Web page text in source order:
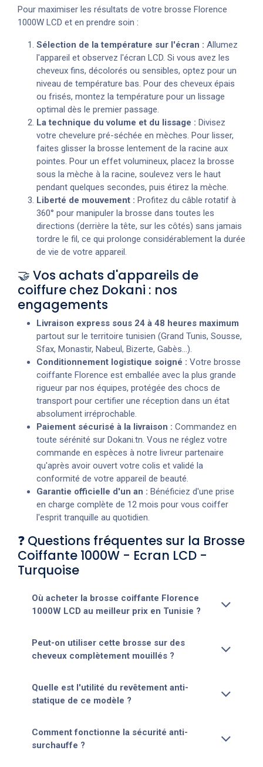
Pour maximiser les résultats de votre brosse Florence
1000W LCD et en prendre soin :
Sélection de la température sur l'écran : Allumez
l'appareil et observez l'écran LCD. Si vous avez les
cheveux fins, décolorés ou sensibles, optez pour un
niveau de température bas. Pour des cheveux épais
ou frisés, montez la température pour un lissage
optimal dès le premier passage.
La technique du volume et du lissage : Divisez
votre chevelure pré-séchée en mèches. Pour lisser,
faites glisser la brosse lentement de la racine aux
pointes. Pour un effet volumineux, placez la brosse
sous la mèche à la racine, soulevez vers le haut
pendant quelques secondes, puis étirez la mèche.
Liberté de mouvement : Profitez du câble rotatif à
360° pour manipuler la brosse dans toutes les
directions (derrière la tête, sur les côtés) sans jamais
tordre le fil, ce qui prolonge considérablement la durée
de vie de votre appareil.
🤝 Vos achats d'appareils de
coiffure chez Dokani : nos
engagements
Livraison express sous 24 à 48 heures maximum
partout sur le territoire tunisien (Grand Tunis, Sousse,
Sfax, Monastir, Nabeul, Bizerte, Gabès...).
Conditionnement logistique soigné : Votre brosse
coiffante Florence est emballée avec la plus grande
rigueur par nos équipes, protégée des chocs de
transport pour certifier une réception dans un état
absolument irréprochable.
Paiement sécurisé à la livraison : Commandez en
toute sérénité sur Dokani.tn. Vous ne réglez votre
commande en espèces à notre livreur partenaire
qu'après avoir ouvert votre colis et validé la
conformité de votre appareil de beauté.
Garantie officielle d'un an : Bénéficiez d'une prise
en charge complète de 12 mois pour vous coiffer
l'esprit tranquille au quotidien.
❓ Questions fréquentes sur la Brosse
Coiffante 1000W - Ecran LCD -
Turquoise
Où acheter la brosse coiffante Florence
1000W LCD au meilleur prix en Tunisie ?
Peut-on utiliser cette brosse sur des
cheveux complètement mouillés ?
Quelle est l'utilité du revêtement anti-
statique de ce modèle ?
Comment fonctionne la sécurité anti-
surchauffe ?